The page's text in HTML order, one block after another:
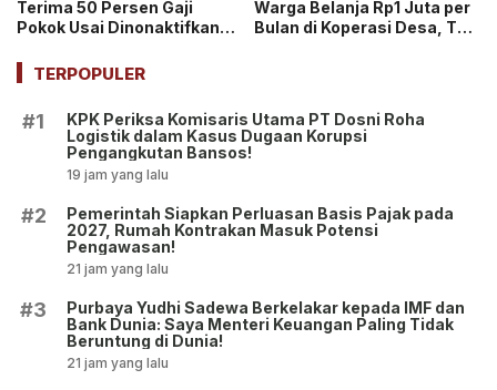
Terima 50 Persen Gaji
Pokok Usai Dinonaktifkan
ASN Dihentikan!
Warga Belanja Rp1 Juta per
Bulan di Koperasi Desa, Tuai
TERPOPULER
#1
KPK Periksa Komisaris Utama PT Dosni Roha
Logistik dalam Kasus Dugaan Korupsi
Pengangkutan Bansos!
19 jam yang lalu
#2
Pemerintah Siapkan Perluasan Basis Pajak pada
2027, Rumah Kontrakan Masuk Potensi
Pengawasan!
21 jam yang lalu
#3
Purbaya Yudhi Sadewa Berkelakar kepada IMF dan
Bank Dunia: Saya Menteri Keuangan Paling Tidak
Beruntung di Dunia!
21 jam yang lalu